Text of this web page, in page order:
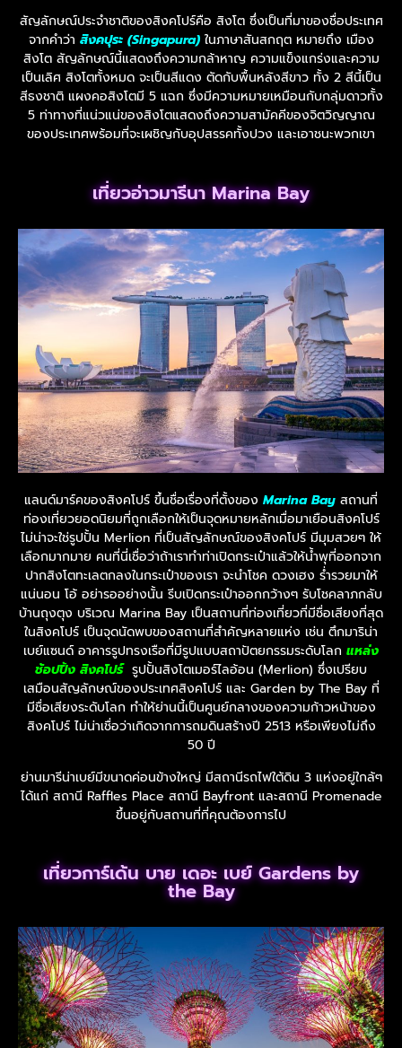
สัญลักษณ์ประจำชาติของสิงคโปร์คือ สิงโต ซึ่งเป็นที่มาของชื่อประเทศ
จากคำว่า สิงคปุระ (Singapura)ในภาษาสันสกฤต หมายถึง เมือง
สิงโต สัญลักษณ์นี้แสดงถึงความกล้าหาญ ความแข็งแกร่งและความ
เป็นเลิศ สิงโตทั้งหมด จะเป็นสีแดง ตัดกับพื้นหลังสีขาว ทั้ง 2 สีนี้เป็น
สีธงชาติ แผงคอสิงโตมี 5 แฉก ซึ่งมีความหมายเหมือนกับกลุ่มดาวทั้ง
5 ท่าทางที่แน่วแน่ของสิงโตแสดงถึงความสามัคคีของจิตวิญญาณ
ของประเทศพร้อมที่จะเผชิญกับอุปสรรคทั้งปวง และเอาชนะพวกเขา
เที่ยวอ่าวมารีนา Marina Bay
แลนด์มาร์คของสิงคโปร์ ขึ้นชื่อเรื่องที่ตั้งของ Marina Bay สถานที่
ท่องเที่ยวยอดนิยมที่ถูกเลือกให้เป็นจุดหมายหลักเมื่อมาเยือนสิงคโปร์
ไม่น่าจะใช่รูปปั้น Merlion ที่เป็นสัญลักษณ์ของสิงคโปร์ มีมุมสวยๆ ให้
เลือกมากมาย คนที่นี่เชื่อว่าถ้าเราทำท่าเปิดกระเป๋าแล้วให้น้ำพุที่ออกจาก
ปากสิงโตทะเลตกลงในกระเป๋าของเรา จะนำโชค ดวงเฮง ร่ำรวยมาให้
แน่นอน โอ้ อย่ารออย่างนั้น รีบเปิดกระเป๋าออกกว้างๆ รับโชคลาภกลับ
บ้านถุงตุง บริเวณ Marina Bay เป็นสถานที่ท่องเที่ยวที่มีชื่อเสียงที่สุด
ในสิงคโปร์ เป็นจุดนัดพบของสถานที่สำคัญหลายแห่ง เช่น ตึกมาริน่า
เบย์แซนด์ อาคารรูปทรงเรือที่มีรูปแบบสถาปัตยกรรมระดับโลก แหล่ง
ช้อปปิ้ง สิงคโปร์รูปปั้นสิงโตเมอร์ไลอ้อน (Merlion) ซึ่งเปรียบ
เสมือนสัญลักษณ์ของประเทศสิงคโปร์ และ Garden by The Bay ที่
มีชื่อเสียงระดับโลก ทำให้ย่านนี้เป็นศูนย์กลางของความก้าวหน้าของ
สิงคโปร์ ไม่น่าเชื่อว่าเกิดจากการถมดินสร้างปี 2513 หรือเพียงไม่ถึง
50 ปี
ย่านมารีน่าเบย์มีขนาดค่อนข้างใหญ่ มีสถานีรถไฟใต้ดิน 3 แห่งอยู่ใกล้ๆ
ได้แก่ สถานี Raffles Place สถานี Bayfront และสถานี Promenade
ขึ้นอยู่กับสถานที่ที่คุณต้องการไป
เที่ยวการ์เด้น บาย เดอะ เบย์ Gardens by
the Bay